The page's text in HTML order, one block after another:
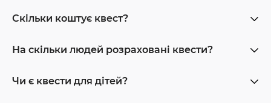
Скільки коштує квест?
На скільки людей розраховані квести?
Чи є квести для дітей?